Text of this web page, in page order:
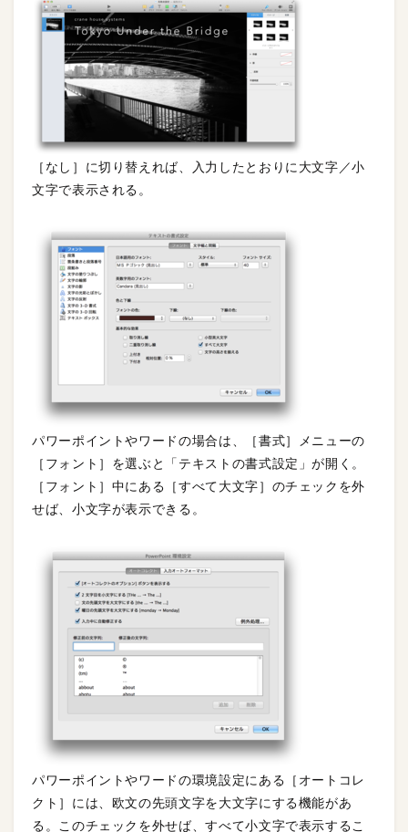
［なし］に切り替えれば、入力したとおりに大文字／小
文字で表示される。
パワーポイントやワードの場合は、［書式］メニューの
［フォント］を選ぶと「テキストの書式設定」が開く。
［フォント］中にある［すべて大文字］のチェックを外
せば、小文字が表示できる。
パワーポイントやワードの環境設定にある［オートコレ
クト］には、欧文の先頭文字を大文字にする機能があ
る。このチェックを外せば、すべて小文字で表示するこ